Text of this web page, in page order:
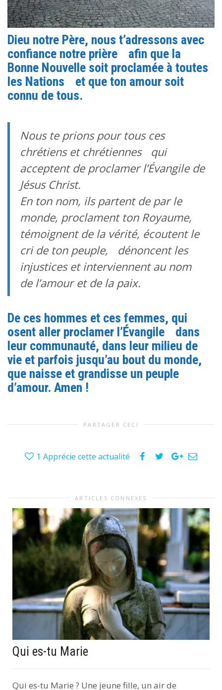
Dieu notre Père, nous t’adressons avec
confiance notre prière afin que la
Bonne Nouvelle soit proclamée à toutes
les Nations et que ton amour soit
connu de tous.
Nous te prions pour tous ces
chrétiens et chrétiennes qui
acceptent de proclamer l’Évangile de
Jésus Christ.
En ton nom, ils partent de par le
monde, proclament ton Royaume,
témoignent de la vérité, écoutent le
cri de ton peuple, dénoncent les
injustices et interviennent au nom
de l’amour et de la paix.
De ces hommes et ces femmes, qui
osent aller proclamer l’Évangile dans
leur communauté, dans leur milieu de
vie et parfois jusqu’au bout du monde,
que naisse et grandisse un peuple
d’amour. Amen !
PARTAGER CECI
1 Apprécie cette actualité
ARTICLES CONNEXES
Qui es-tu Marie
Qui es-tu Marie ? Une jeune fille, un air de